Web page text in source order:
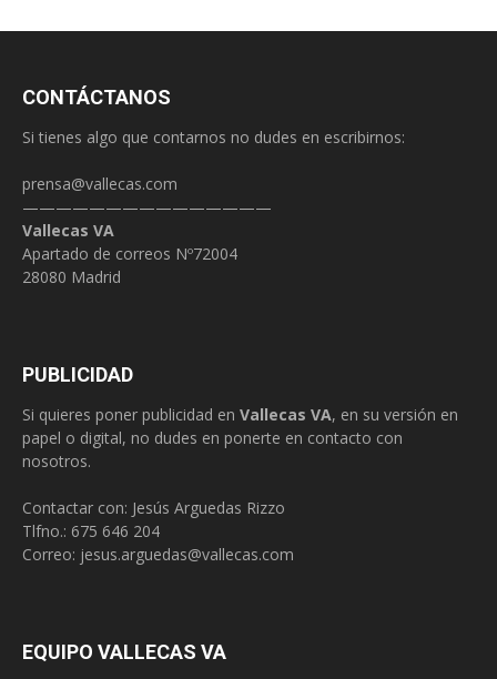
CONTÁCTANOS
Si tienes algo que contarnos no dudes en escribirnos:
prensa@vallecas.com
———————————————
Vallecas VA
Apartado de correos Nº72004
28080 Madrid
PUBLICIDAD
Si quieres poner publicidad en Vallecas VA, en su versión en
papel o digital, no dudes en ponerte en contacto con
nosotros.
Contactar con: Jesús Arguedas Rizzo
Tlfno.: 675 646 204
Correo: jesus.arguedas@vallecas.com
EQUIPO VALLECAS VA